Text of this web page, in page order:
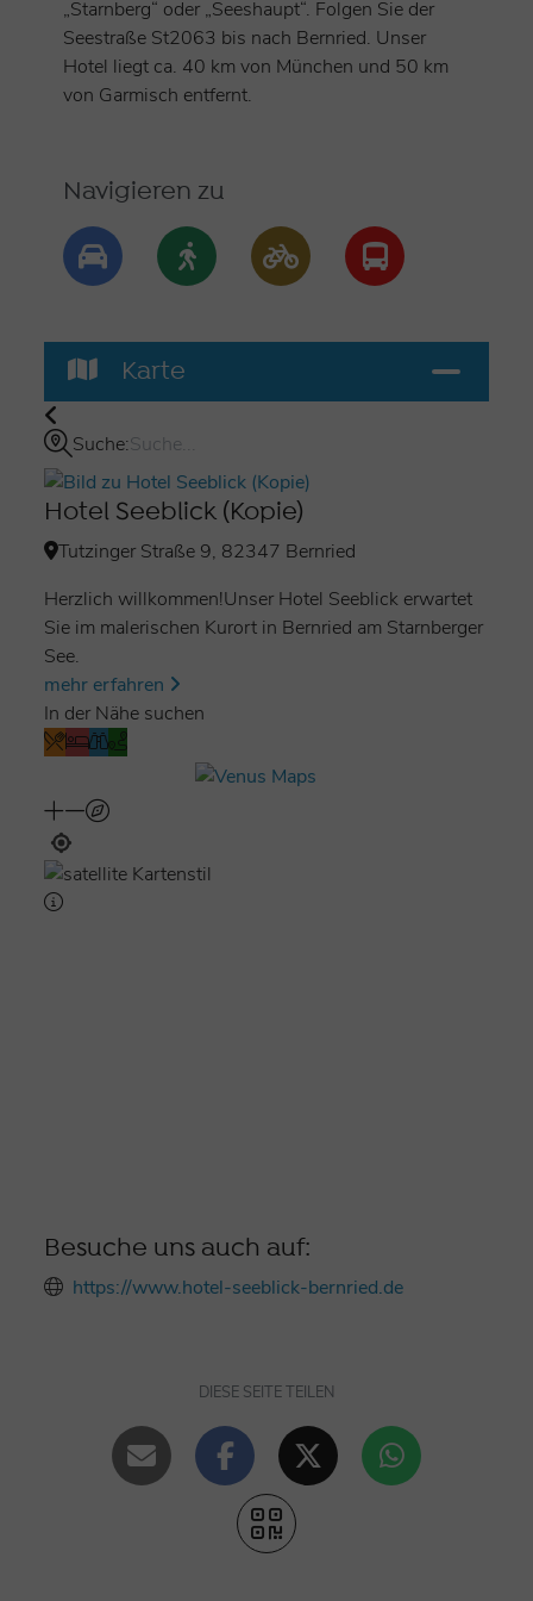
Wellness:
Unser Wellnessbereich bietet Ihnen mit unserem
großen Hallenbad, finnischer Sauna, Physio-Therm®
selbstverständlich kostenfrei zur Verfügung. Nach
Vereinbarung bieten wir Ihnen auch individuelle
Massagen an.
Freizeit:
Umgebung - als Teil der Region StarnbergAmmersee
sowie des Pfaffenwinkels bieten wir Ihnen einen
optimalen Ausgangspunkt für zahlreiche
Freizeitaktivitäten. Genießen Sie die idyllische Natur
und die malerischen Landschaften bei einem
Spaziergang im Bernrieder Park, einer Dampferfahrt
auf dem See oder einer Fahrradtour. Entdecken Sie
Kunst & Kultur in den zahlreichen umliegenden
Museen oder genießen Sie einen Tag in der Metropole
München.
Freuen Sie sich auch auf:
• Biergarten unter Kastanien
• Rustikale Hotelbar
• Voll automatisierte Kegelbahnen
• Fahrradverleih (auch E-Bikes)
• Kleiner Fitnessraum
„Starnberg“ oder „Seeshaupt“. Folgen Sie der
Seestraße St2063 bis nach Bernried. Unser
Hotel liegt ca. 40 km von München und 50 km
von Garmisch entfernt.
Navigieren zu
Karte
Suche:
Hotel Seeblick (Kopie)
Tutzinger Straße 9, 82347 Bernried
Herzlich willkommen!Unser Hotel Seeblick erwartet
Sie im malerischen Kurort in Bernried am Starnberger
See.
mehr erfahren
In der Nähe suchen
Besuche uns auch auf:
https://www.hotel-seeblick-bernried.de
DIESE SEITE TEILEN